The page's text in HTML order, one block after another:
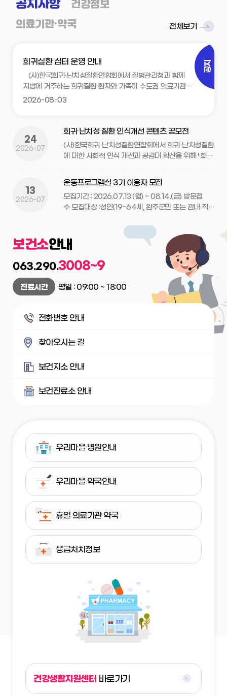
공지사항
건강정보
의료기관·약국
공지
희귀실환 심터 운영 안내
(사)한국희귀·난치성질환연합회에서 질병관리청과 함께
지방에 거주하는 희귀질환 환자와 가족이 수도권 의료기관
이용 시 겪는 숙박 및 경제적 부담을 완화하고 안정적인 치료
2026-08-03
희귀·난치성 질환 인식개선 콘텐츠 공모전
(사)한국희귀·난치성질환연합회에서 희귀·난치성질환
에 대한 사회적 인식 개선과 공감대 확산을 위해 「희귀
많은 관심과 참여 바랍니다!
24
2026-07
운동프로그램실 3기 이용자 모집
모집기간 : 2026.07.13.(월) ~ 08.14.(금) 방문접
수 모집대상 :성인(19~64세, 완주군민 또는 관내 직장
이내 단, 신체 및 정신 건강상 활동에 제약이 없
는 분 모집인원 : 16명(선착순) 운영기간 : 2026.
08.03 (월) ~10.30 (금) 3개월 운영장소 : 완주군보
건소 운동프로그램실 운영내용 : 기초건강 측정 및 건
강관리프로그램 제공 이용시간 : 오전 10시~11시, 오후
13:00~16:00 문의전화 : 063)290-3005, 3066,
3039
13
2026-07
전체보기
보건소안내
063.290.3008~9
진료시간 평일 : 09:00 ~ 18:00
전화번호 안내
찾아오시는 길
보건지소 안내
보건진료소 안내
우리마을 병원안내
우리마을 약국안내
휴일 의료기관 약국
응급처치정보
건강생활지원센터 바로가기